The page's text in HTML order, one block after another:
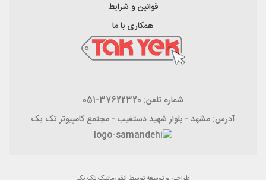
قوانین و شرایط
همکاری با ما
شماره تلفن: 37622320-051
آدرس: مشهد - بلوار شهید دستغیب - مجتمع کامپیوتر تک یک